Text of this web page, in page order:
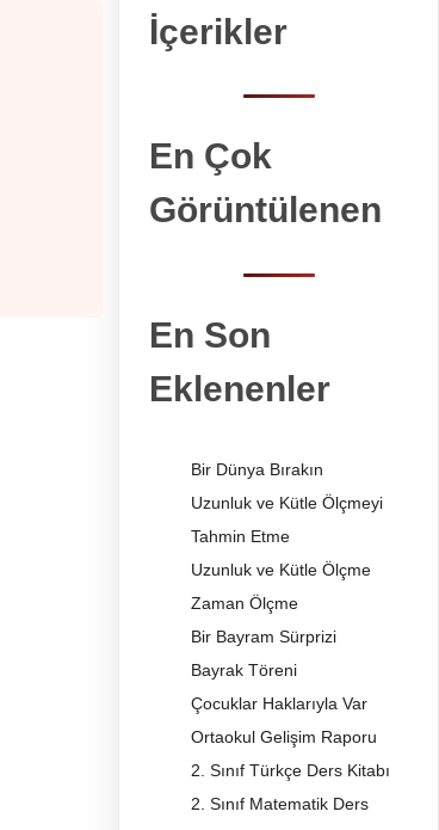
İçerikler
En Çok
Görüntülenen
En Son
Eklenenler
Bir Dünya Bırakın
Uzunluk ve Kütle Ölçmeyi
Tahmin Etme
Uzunluk ve Kütle Ölçme
Zaman Ölçme
Bir Bayram Sürprizi
Bayrak Töreni
Çocuklar Haklarıyla Var
Ortaokul Gelişim Raporu
2. Sınıf Türkçe Ders Kitabı
2. Sınıf Matematik Ders